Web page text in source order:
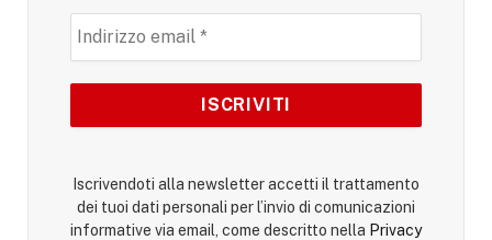
Iscrivendoti alla newsletter accetti il trattamento
dei tuoi dati personali per l’invio di comunicazioni
informative via email, come descritto nella Privacy